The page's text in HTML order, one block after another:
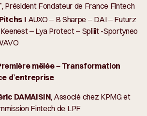
, Président Fondateur de France Fintech
! AUXO – B Sharpe – DAI – Futurz
– Lya Protect – Spliiit -Sportyneo
mêlée – Transformation
d’entreprise
DAMAISIN, Associé chez KPMG et
Fintech de LPF